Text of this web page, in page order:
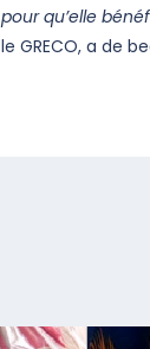
pour qu’elle
le GRECO, a de